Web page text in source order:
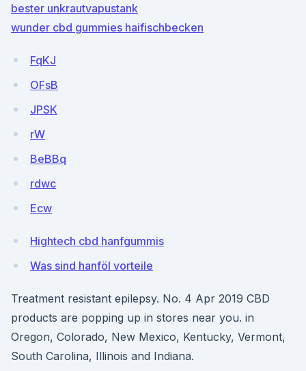
bester unkrautvapustank
wunder cbd gummies haifischbecken
FqKJ
OFsB
JPSK
rW
BeBBq
rdwc
Ecw
Hightech cbd hanfgummis
Was sind hanföl vorteile
Treatment resistant epilepsy. No. 4 Apr 2019 CBD
products are popping up in stores near you. in
Oregon, Colorado, New Mexico, Kentucky, Vermont,
South Carolina, Illinois and Indiana.